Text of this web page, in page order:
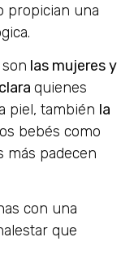
propician una
las mujeres y
quienes
piel, también la
bebés como
más padecen
con una
que